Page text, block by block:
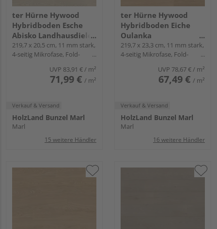
ter Hürne Hywood
Hybridboden Esche
Abisko Landhausdiele
lackiert extramatt
ruhig - CLASSIC
COLLECTION
219,7 x 20,5 cm, 11 mm stark,
4-seitig Mikrofase, Fold-
UVP 83,91 €/ m²
71,99 € / m²
Verkauf & Versand
HolzLand Bunzel Marl
Marl
15 weitere Händler
ter Hürne Hywood
Hybridboden Eiche
Oulanka
Landhausdiele lackiert
extramatt natürlich -
CLASSIC COLLECTION
219,7 x 23,3 cm, 11 mm stark,
4-seitig Mikrofase, Fold-
UVP 78,67 €/ m²
67,49 € / m²
Verkauf & Versand
HolzLand Bunzel Marl
Marl
16 weitere Händler